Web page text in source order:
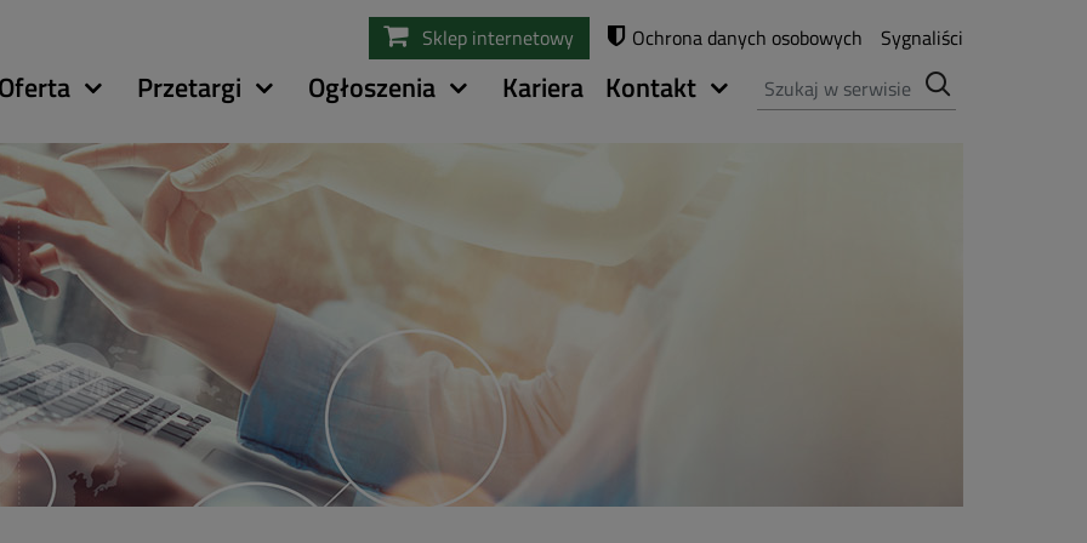
treści
Sklep internetowy Ochrona danych osobowych Sygnaliści
Oferta Przetargi Ogłoszenia Kariera Kontakt Szukaj